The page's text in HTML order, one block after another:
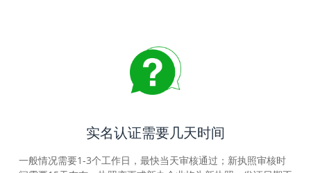
实名认证需要几天时间
一般情况需要1-3个工作日，最快当天审核通过；新执照审核时